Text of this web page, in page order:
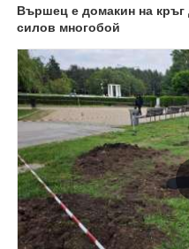
Вършец е домакин на
силов многобой